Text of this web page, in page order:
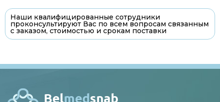
Наши квалифицированные сотрудники
проконсультируют Вас по всем вопросам связанным
с заказом, стоимостью и срокам поставки